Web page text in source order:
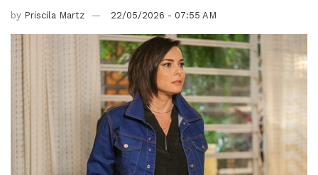
by Priscila Martz 22/05/2026 - 07:55 AM